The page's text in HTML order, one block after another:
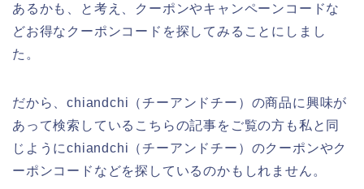
あるかも、と考え、クーポンやキャンペーンコードな
どお得なクーポンコードを探してみることにしまし
た。
だから、chiandchi（チーアンドチー）の商品に興味が
あって検索しているこちらの記事をご覧の方も私と同
じようにchiandchi（チーアンドチー）のクーポンやク
ーポンコードなどを探しているのかもしれません。